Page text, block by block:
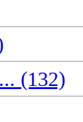
(132)